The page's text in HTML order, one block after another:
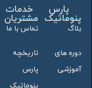
پارس
پنوماتیک
بلاگ
دوره های
آموزشی
خدمات
مشتریان
تماس با ما
تاریخچه
پارس
پنوماتیک